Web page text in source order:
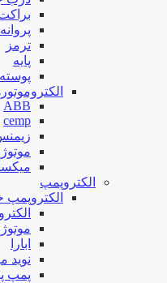
ترمز
پایه
پوسته
ABB
cemp
الکتروپمپ
الکتروپمپ
ابارا
نوید
پمپ